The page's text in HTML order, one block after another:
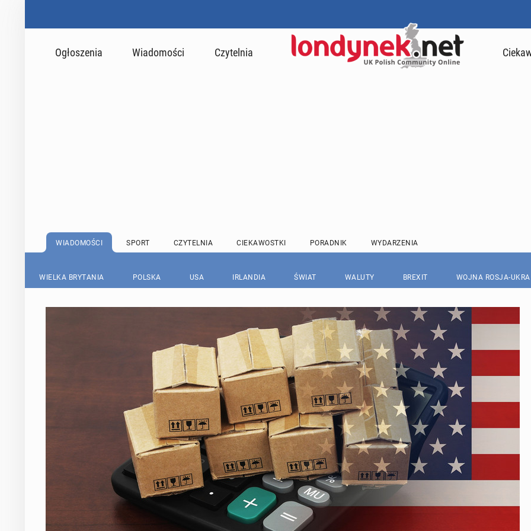
Ogłoszenia Wiadomości Czytelnia
WIADOMOŚCI SPORT CZYTELNIA CIEKAWOSTKI PORADNIK WYDARZENIA
WIELKA BRYTANIA POLSKA USA IRLANDIA ŚWIAT WALUTY BREXIT WOJNA ROSJA-